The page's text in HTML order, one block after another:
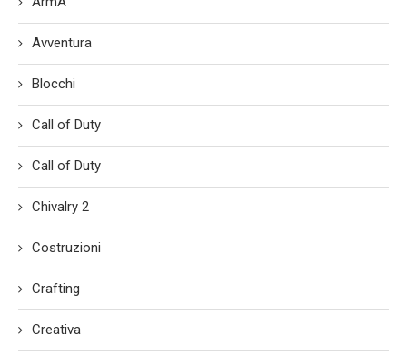
Avventura
Blocchi
Call of Duty
Call of Duty
Chivalry 2
Costruzioni
Crafting
Creativa